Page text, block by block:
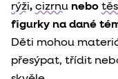
rýži, cizrnu nebo
figurky na dané
Děti mohou
přesýpat, třídit